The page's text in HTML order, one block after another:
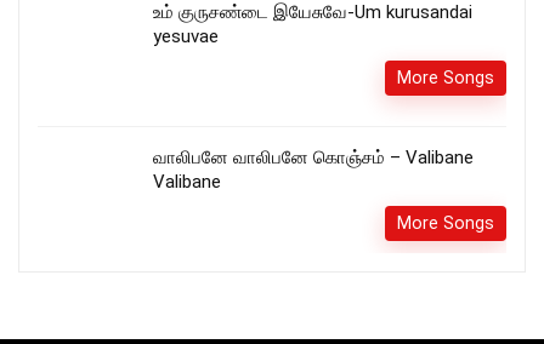
உம் குருசண்டை இயேசுவே-Um kurusandai
yesuvae
More Songs
வாலிபனே வாலிபனே கொஞ்சம் – Valibane
Valibane
More Songs